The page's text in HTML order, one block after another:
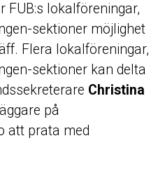
FUB:s lokalföreningar,
sektioner möjlighet
Flera lokalföreningar,
sektioner kan delta
Christina
på
att prata med